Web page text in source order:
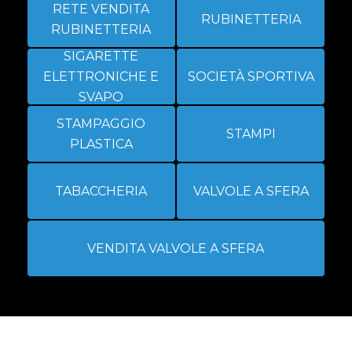
RETE VENDITA
RUBINETTERIA
RUBINETTERIA
SIGARETTE
ELETTRONICHE E
SVAPO
SOCIETÀ SPORTIVA
STAMPAGGIO
PLASTICA
STAMPI
TABACCHERIA VALVOLE A SFERA
VENDITA VALVOLE A SFERA